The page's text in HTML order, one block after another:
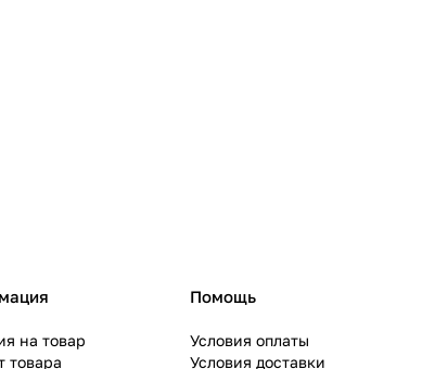
на товар
товара
Помощь
Условия оплаты
Условия доставки